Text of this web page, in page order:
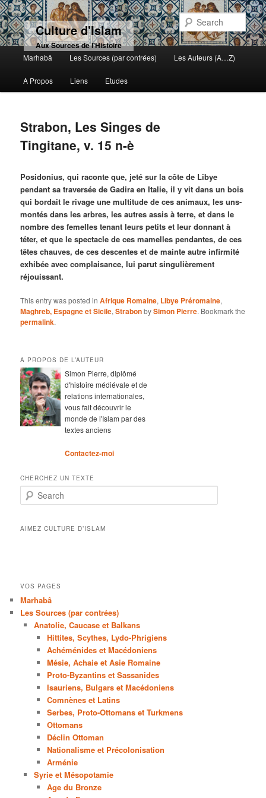
Culture d'Islam
Aux Sources de l'Histoire
Main menu
Skip to primary content
Skip to secondary content
Marhabâ Les Sources (par contrées) Les Auteurs (A…Z)
A Propos Liens Etudes
Strabon, Les Singes de
Tingitane, v. 15 n-è
Posidonius, qui raconte que, jeté sur la côte de Libye
pendant sa traversée de Gadira en Italie, il y vit dans un bois
qui bordait le rivage une multitude de ces animaux, les uns-
montés dans les arbres, les autres assis à terre, et dans le
nombre des femelles tenant leurs petits et leur donnant à
téter, et que le spectacle de ces mamelles pendantes, de ces
têtes chauves, de ces descentes et de mainte autre infirmité
exhibée avec complaisance, lui parut singulièrement
réjouissant.
This entry was posted inAfrique Romaine, Libye Préromaine,
Maghreb, Espagne et Sicile,StrabonbySimon Pierre. Bookmark the
permalink.
A PROPOS DE L’AUTEUR
Simon Pierre, diplômé
d'histoire médiévale et de
relations internationales,
vous fait découvrir le
monde de l'Islam par des
textes anciens
Contactez-moi
CHERCHEZ UN TEXTE
Search
AIMEZ CULTURE D’ISLAM
VOS PAGES
Marhabâ
Les Sources (par contrées)
Anatolie, Caucase et Balkans
Hittites, Scythes, Lydo-Phrigiens
Achéménides et Macédoniens
Mésie, Achaie et Asie Romaine
Proto-Byzantins et Sassanides
Isauriens, Bulgars et Macédoniens
Comnènes et Latins
Serbes, Proto-Ottomans et Turkmens
Ottomans
Déclin Ottoman
Nationalisme et Précolonisation
Arménie
Syrie et Mésopotamie
Age du Bronze